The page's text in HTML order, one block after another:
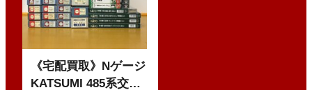
《宅配買取》Nゲージ
KATSUMI 485系交直